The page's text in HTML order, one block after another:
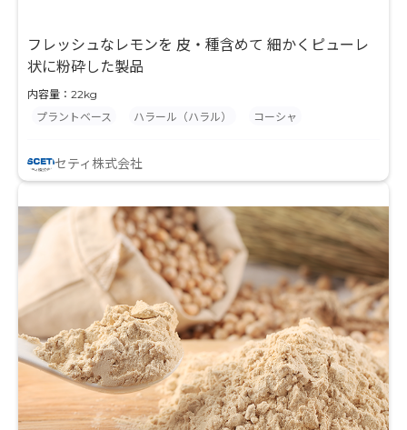
フレッシュなレモンを 皮・種含めて 細かくピューレ
状に粉砕した製品
内容量：22kg
プラントベース
ハラール（ハラル） コーシャ
セティ株式会社